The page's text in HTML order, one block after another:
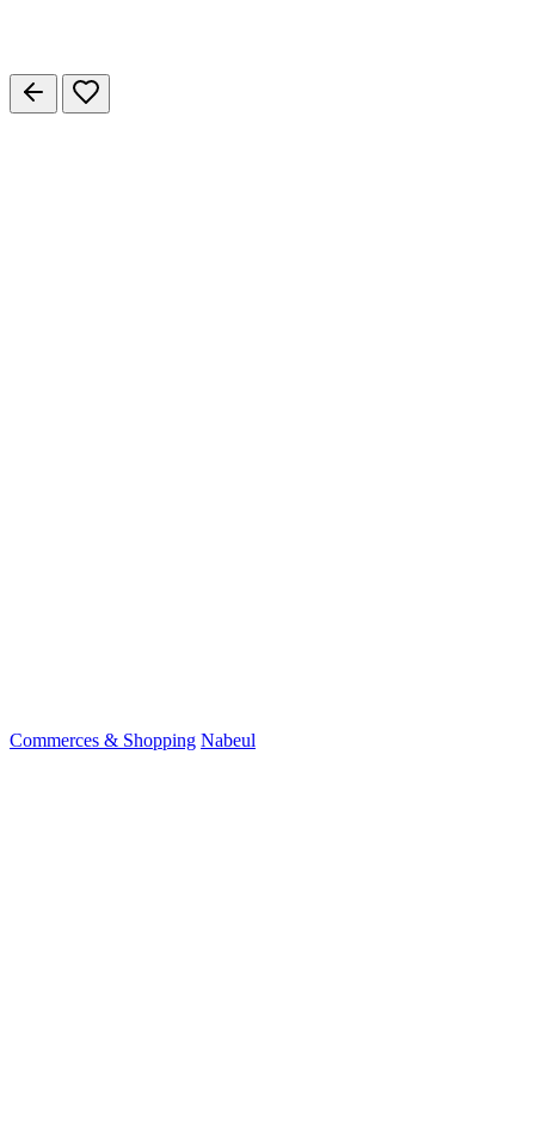
Commerces & Shopping Nabeul